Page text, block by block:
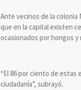
Ante vecinos de la colonia
que en la capital existen
ocasionados por hongos
“El 86 por ciento de estas
ciudadanía”, subrayó.